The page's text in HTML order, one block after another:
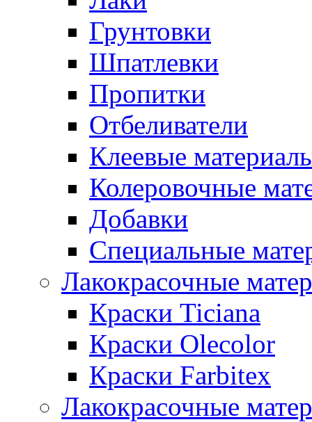
Грунтовки
Шпатлевки
Пропитки
Отбеливатели
Клеевые
Колеровочные
Добавки
Специальные
Лакокрасочные
Краски Ticiana
Краски Olecolor
Краски Farbitex
Лакокрасочные